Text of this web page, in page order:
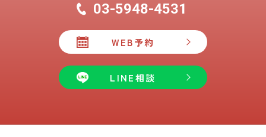
03-5948-4531
WEB予約
LINE相談